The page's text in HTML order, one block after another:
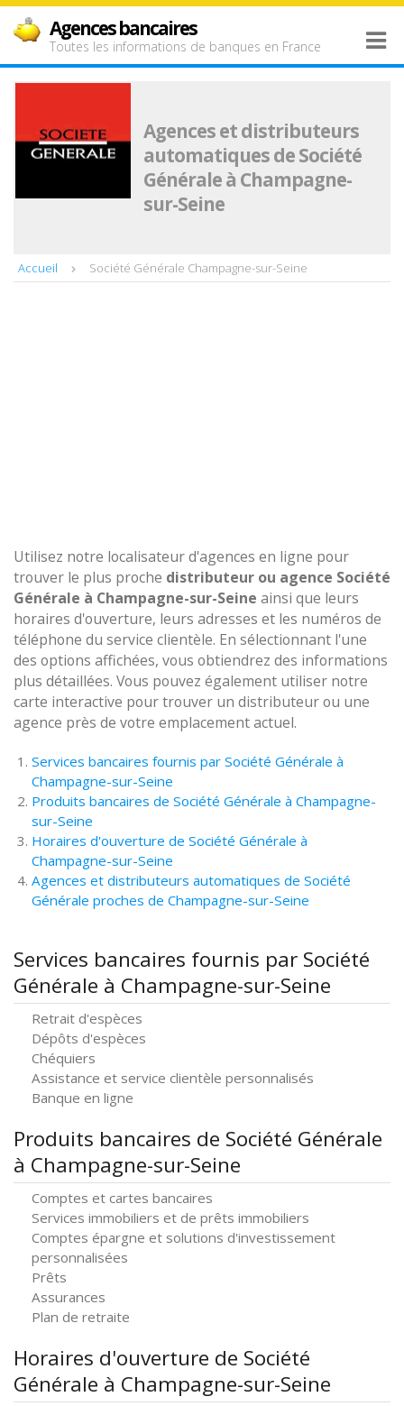
Agences bancaires
Toutes les informations de banques en France
Agences et distributeurs
automatiques de Société
Générale à Champagne-
sur-Seine
Accueil Société Générale Champagne-sur-Seine
Utilisez notre localisateur d'agences en ligne pour
trouver le plus proche distributeur ou agence Société
Générale à Champagne-sur-Seine ainsi que leurs
horaires d'ouverture, leurs adresses et les numéros de
téléphone du service clientèle. En sélectionnant l'une
des options affichées, vous obtiendrez des informations
plus détaillées. Vous pouvez également utiliser notre
carte interactive pour trouver un distributeur ou une
agence près de votre emplacement actuel.
Services bancaires fournis par Société Générale à
Champagne-sur-Seine
Produits bancaires de Société Générale à Champagne-
sur-Seine
Horaires d'ouverture de Société Générale à
Champagne-sur-Seine
Agences et distributeurs automatiques de Société
Générale proches de Champagne-sur-Seine
Services bancaires fournis par Société
Générale à Champagne-sur-Seine
Retrait d'espèces
Dépôts d'espèces
Chéquiers
Assistance et service clientèle personnalisés
Banque en ligne
Produits bancaires de Société Générale
à Champagne-sur-Seine
Comptes et cartes bancaires
Services immobiliers et de prêts immobiliers
Comptes épargne et solutions d'investissement
personnalisées
Prêts
Assurances
Plan de retraite
Horaires d'ouverture de Société
Générale à Champagne-sur-Seine